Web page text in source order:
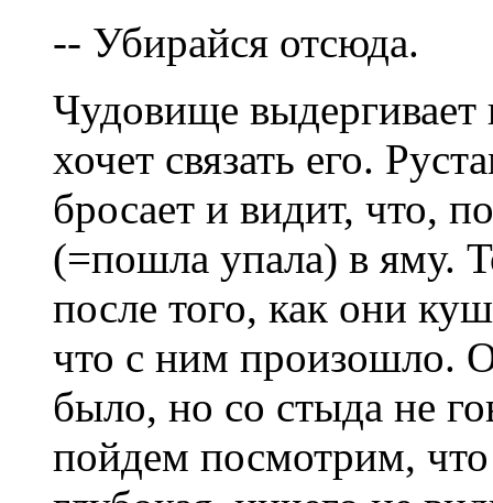
-- Убирайся отсюда.
Чудовище выдергивает
хочет связать его.
бросает и видит, что,
(=пошла упала) в яму.
после того, как они
что с ним произошло.
было, но со стыда не
пойдем посмотрим,